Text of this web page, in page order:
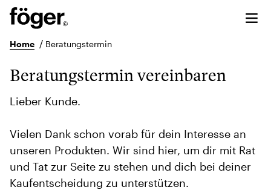
Home / Beratungstermin
Beratungstermin vereinbaren
Lieber Kunde.
Vielen Dank schon vorab für dein Interesse an
unseren Produkten. Wir sind hier, um dir mit Rat
und Tat zur Seite zu stehen und dich bei deiner
Kaufentscheidung zu unterstützen.